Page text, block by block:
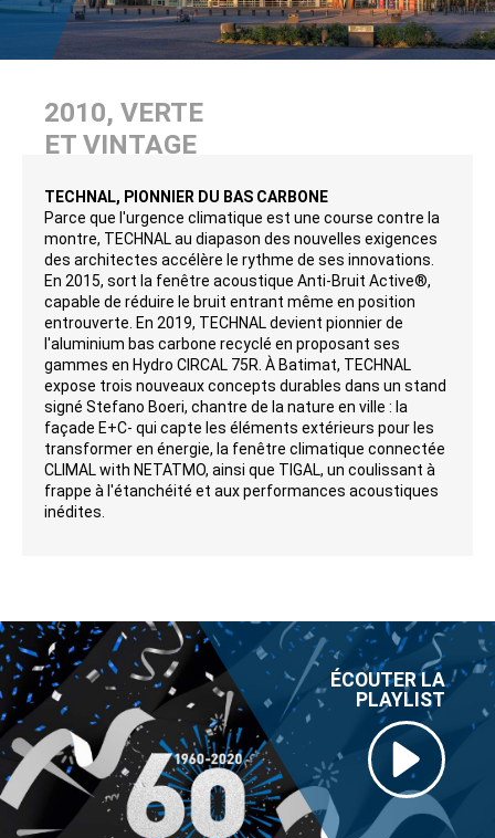
2010, VERTE
ET VINTAGE
TECHNAL, PIONNIER DU BAS CARBONE
Parce que l'urgence climatique est une course contre la
montre, TECHNAL au diapason des nouvelles exigences
des architectes accélère le rythme de ses innovations.
En 2015, sort la fenêtre acoustique Anti-Bruit Active®,
capable de réduire le bruit entrant même en position
entrouverte. En 2019, TECHNAL devient pionnier de
l'aluminium bas carbone recyclé en proposant ses
gammes en Hydro CIRCAL 75R. À Batimat, TECHNAL
expose trois nouveaux concepts durables dans un stand
signé Stefano Boeri, chantre de la nature en ville : la
façade E+C- qui capte les éléments extérieurs pour les
transformer en énergie, la fenêtre climatique connectée
CLIMAL with NETATMO, ainsi que TIGAL, un coulissant à
frappe à l'étanchéité et aux performances acoustiques
inédites.
ÉCOUTER LA
PLAYLIST